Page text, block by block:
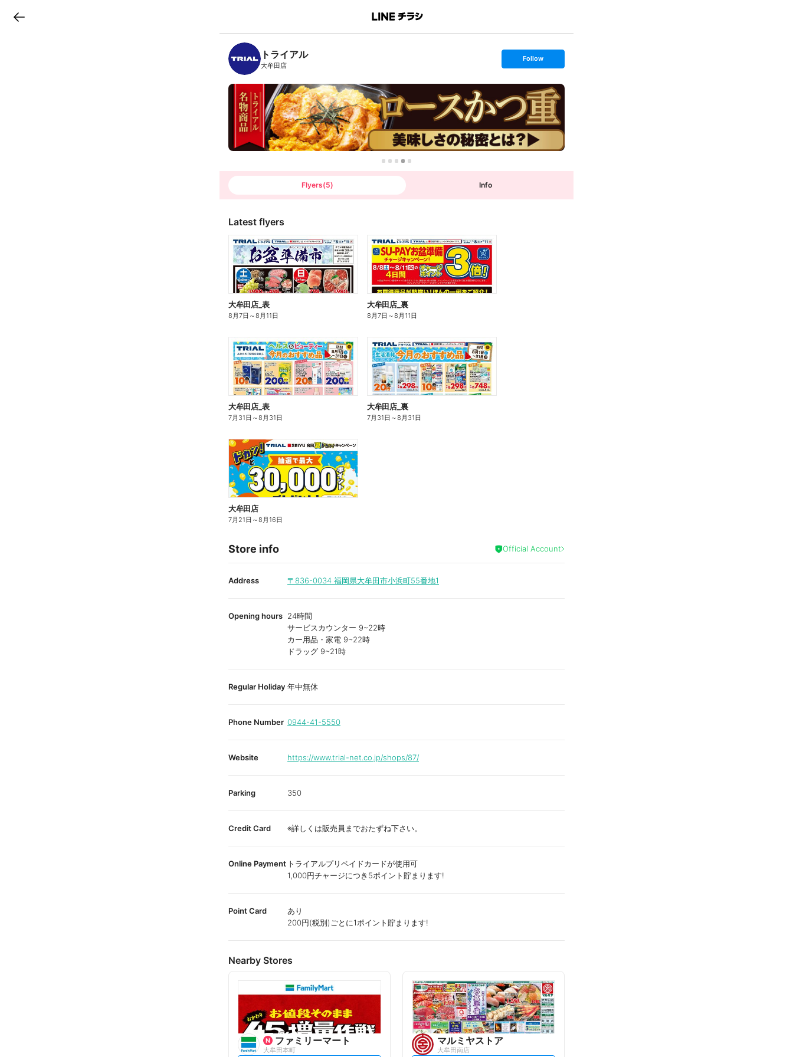
B
n
c
h
T
トライアル
大牟田店
s
t
o
l
o
w
Follow
Flyers(5) Info
Latest flyers
大牟田店_表
8月7日 ～8月11日
大牟田店_裏
8月7日 ～8月11日
大牟田店_表
7月31日 ～8月31日
大牟田店_裏
7月31日 ～8月31日
大牟田店
7月21日 ～8月16日
Store info Official Account
Address 〒836-0034 福岡県大牟田市小浜町55番地1
Opening hours 24時間
サービスカウンター 9~22時
カー用品・家電 9~22時
ドラッグ 9~21時
Regular Holiday 年中無休
Phone Number 0944-41-5550
Website https://www.trial-net.co.jp/shops/87/
Parking 350
Credit Card ※詳しくは販売員までおたずね下さい。
Online Payment トライアルプリペイドカードが使用可
1,000円チャージにつき5ポイント貯まります!
Point Card
あり
200円(税別)ごとに1ポイント貯まります!
Nearby Stores
ファミリーマート
大牟田本町
マルミヤストア
大牟田南店